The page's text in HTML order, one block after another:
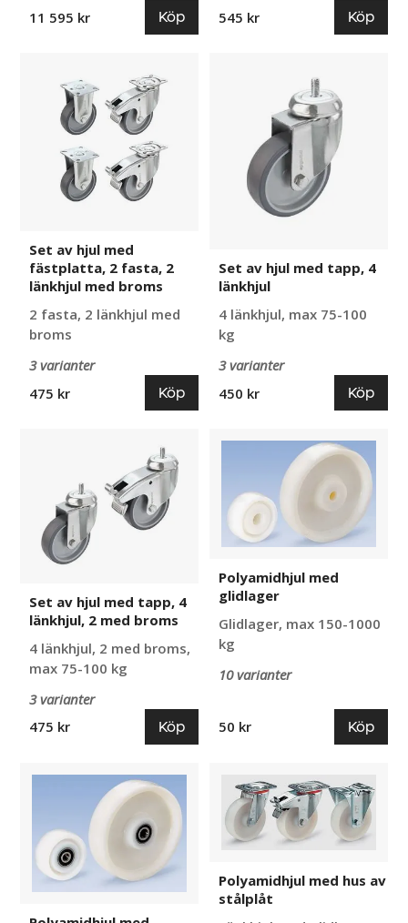
11 595 kr Köp
545 kr
Köp
fästplatta,
med
broms
Set av hjul med
fästplatta, 2 fasta, 2
länkhjul med broms
2 fasta, 2 länkhjul med
broms
3 varianter
475 kr
Köp
länkhjul
Set av hjul med tapp, 4
länkhjul
4 länkhjul, max 75-100
kg
3 varianter
450 kr
Köp
tapp,
länkhjul,
med
broms
Set av hjul med tapp, 4
länkhjul, 2 med broms
4 länkhjul, 2 med broms,
max 75-100 kg
3 varianter
475 kr
Köp
Polyamidhjul
Polyamidhjul med
glidlager
Glidlager, max 150-1000
kg
10 varianter
50 kr Köp
Polyamidhjul
med
hus
stålplåt
Polyamidhjul med hus av
stålplåt